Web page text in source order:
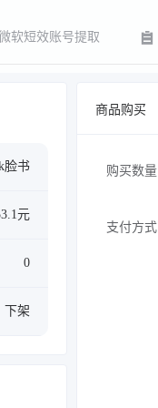
软短效账号提取
脸书
元
0
下架
商品购买
购买数量
支付方式